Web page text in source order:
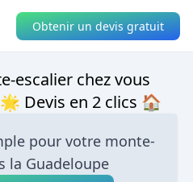
Obtenir un devis gratuit
escalier chez vous
Devis en 2 clics 🏠
pour votre monte-
la Guadeloupe